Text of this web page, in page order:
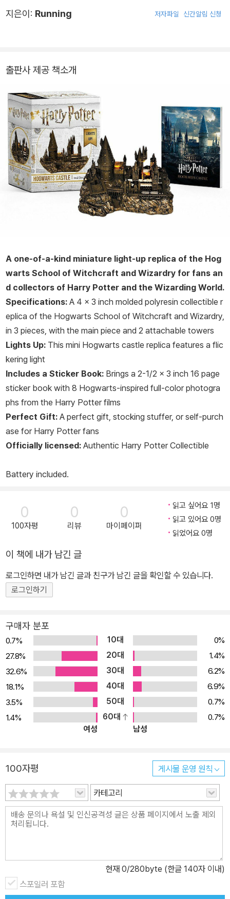
지은이: Running 저자파일 신간알림 신청
출판사 제공 책소개
A one-of-a-kind miniature light-up replica of the Hog
warts School of Witchcraft and Wizardry for fans an
d collectors of Harry Potter and the Wizarding World.
Specifications: A 4 x 3 inch molded polyresin collectible r
eplica of the Hogwarts School of Witchcraft and Wizardry,
in 3 pieces, with the main piece and 2 attachable towers
Lights Up: This mini Hogwarts castle replica features a flic
kering light
Includes a Sticker Book: Brings a 2-1/2 x 3 inch 16 page
sticker book with 8 Hogwarts-inspired full-color photogra
phs from the Harry Potter films
Perfect Gift: A perfect gift, stocking stuffer, or self-purch
ase for Harry Potter fans
Officially licensed: Authentic Harry Potter Collectible
Battery included.
0
100자평
0
리뷰
0
마이페이퍼
읽고 싶어요 1명
읽고 있어요 0명
읽었어요 0명
이 책에 내가 남긴 글
로그인하면 내가 남긴 글과 친구가 남긴 글을 확인할 수 있습니다.
로그인하기
구매자 분포
0.7% 10대
0%
27.8%
20대
1.4%
32.6%
30대
6.2%
18.1%
40대
6.9%
3.5%
50대
0.7%
1.4%
60대
0.7%
여성
남성
100자평 게시물 운영 원칙
카테고리
현재 0/280byte (한글 140자 이내)
스포일러 포함